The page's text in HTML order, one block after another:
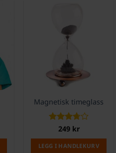
Magnetisk timeglass
Vurdert
5
249 kr
LEGG I HANDLEKURV